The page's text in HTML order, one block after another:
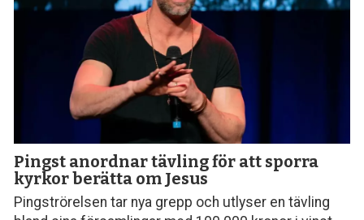
Pingst anordnar tävling för att sporra
kyrkor berätta om Jesus
Pingströrelsen tar nya grepp och utlyser en tävling